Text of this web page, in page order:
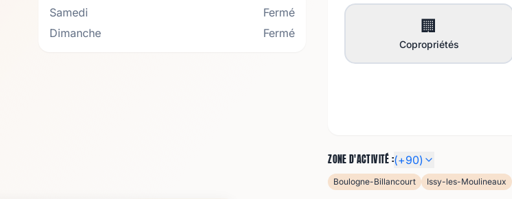
Samedi
Fermé
Dimanche
Fermé 🏢
Copropriétés
ZONE D'ACTIVITÉ :(+90)
Boulogne-Billancourt Issy-les-Moulineaux